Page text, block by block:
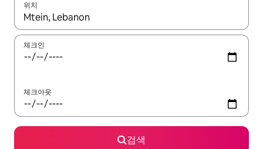
위치
결과가 나오면 위·아래 화살표 키를 사용하거나 터치 또는 스와이
체크인
체크아웃
검색